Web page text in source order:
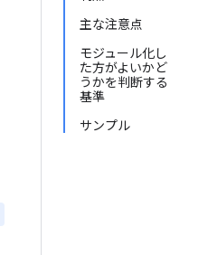
主な注意点
モジュール化し
た方がよいかど
うかを判断する
基準
サンプル